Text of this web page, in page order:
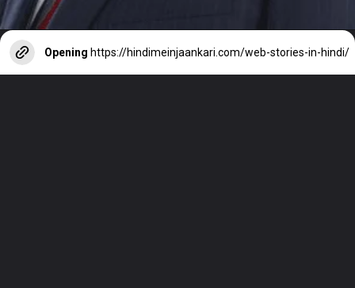
Opening https://hindimeinjaankari.com/web-stories-in-hindi/